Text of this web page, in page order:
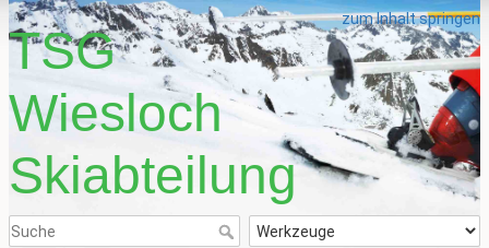
zum Inhalt springen
TSG
Wiesloch
Skiabteilung